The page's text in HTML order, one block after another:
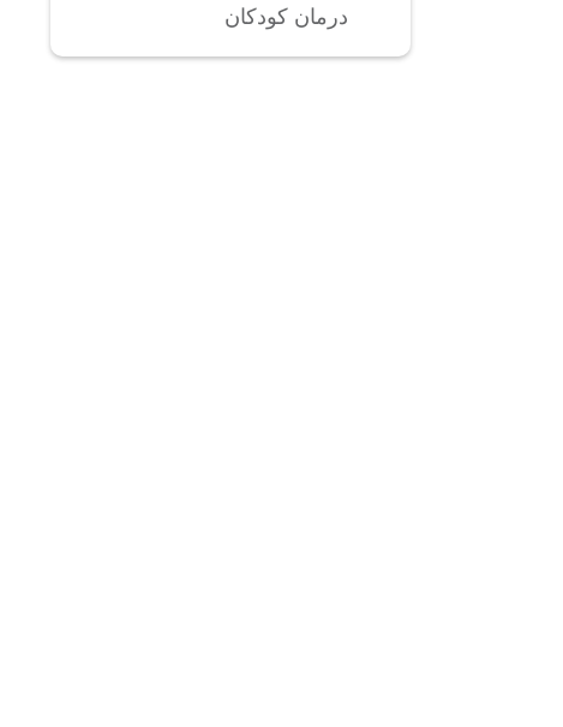
درمان کودکان